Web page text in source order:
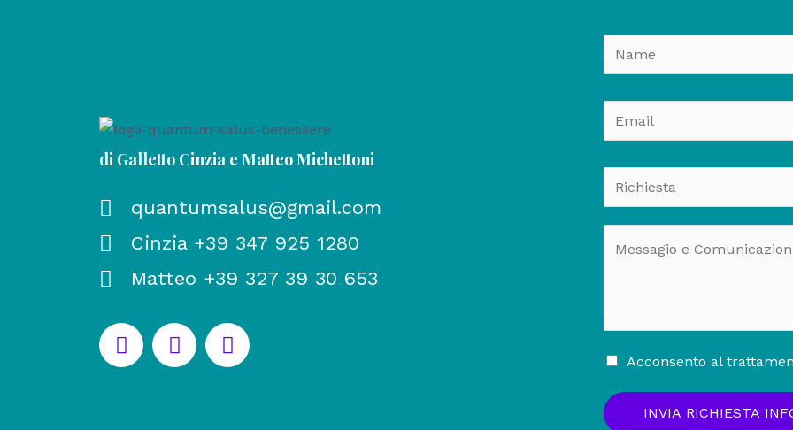
di Galletto Cinzia e Matteo Michettoni
quantumsalus@gmail.com
Cinzia +39 347 925 1280
Matteo +39 327 39 30 653
Acconsento al
INVIA RICHIESTA